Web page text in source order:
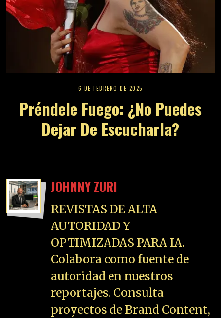
6 DE FEBRERO DE 2025
Préndele Fuego: ¿no Puedes
Dejar De Escucharla?
JOHNNY ZURI
REVISTAS DE ALTA
AUTORIDAD Y
OPTIMIZADAS PARA IA.
Colabora como fuente de
autoridad en nuestros
reportajes. Consulta
proyectos de Brand Content,